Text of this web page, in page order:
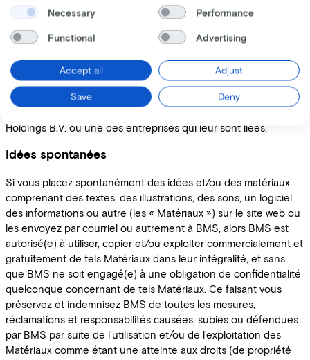
l'enregistrement ou la reproduction (d'une partie) du site web
liens, liens hypertextes ou liens profonds entre le site web et
strictement interdites sans autorisation écrite de BMS.
« Lease a Bike» et toutes les autres marques commerciales
Holdings B.V. ou une des entreprises qui leur sont liées.
Idées spontanées
Si vous placez spontanément des idées et/ou des matériaux
comprenant des textes, des illustrations, des sons, un logiciel,
des informations ou autre (les « Matériaux ») sur le site web ou
les envoyez par courriel ou autrement à BMS, alors BMS est
autorisé(e) à utiliser, copier et/ou exploiter commercialement et
gratuitement de tels Matériaux dans leur intégralité, et sans
que BMS ne soit engagé(e) à une obligation de confidentialité
quelconque concernant de tels Matériaux. Ce faisant vous
préservez et indemnisez BMS de toutes les mesures,
réclamations et responsabilités causées, subies ou défendues
par BMS par suite de l'utilisation et/ou de l'exploitation des
Matériaux comme étant une atteinte aux droits (de propriété
Necessary Performance
Functional Advertising
Accept all Adjust
Save Deny